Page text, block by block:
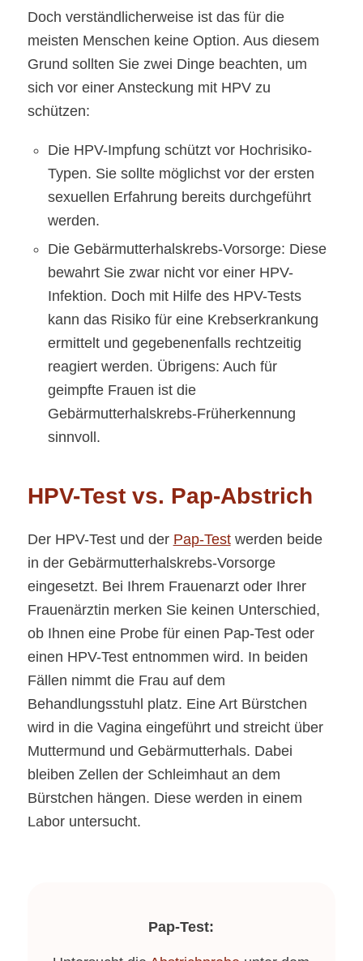
Doch verständlicherweise ist das für die
meisten Menschen keine Option. Aus diesem
Grund sollten Sie zwei Dinge beachten, um
sich vor einer Ansteckung mit HPV zu
schützen:
Die HPV-Impfung schützt vor Hochrisiko-
Typen. Sie sollte möglichst vor der ersten
sexuellen Erfahrung bereits durchgeführt
werden.
Die Gebärmutterhalskrebs-Vorsorge: Diese
bewahrt Sie zwar nicht vor einer HPV-
Infektion. Doch mit Hilfe des HPV-Tests
kann das Risiko für eine Krebserkrankung
ermittelt und gegebenenfalls rechtzeitig
reagiert werden. Übrigens: Auch für
geimpfte Frauen ist die
Gebärmutterhalskrebs-Früherkennung
sinnvoll.
HPV-Test vs. Pap-Abstrich
Der HPV-Test und der Pap-Testwerden beide
in der Gebärmutterhalskrebs-Vorsorge
eingesetzt. Bei Ihrem Frauenarzt oder Ihrer
Frauenärztin merken Sie keinen Unterschied,
ob Ihnen eine Probe für einen Pap-Test oder
einen HPV-Test entnommen wird. In beiden
Fällen nimmt die Frau auf dem
Behandlungsstuhl platz. Eine Art Bürstchen
wird in die Vagina eingeführt und streicht über
Muttermund und Gebärmutterhals. Dabei
bleiben Zellen der Schleimhaut an dem
Bürstchen hängen. Diese werden in einem
Labor untersucht.
Pap-Test: